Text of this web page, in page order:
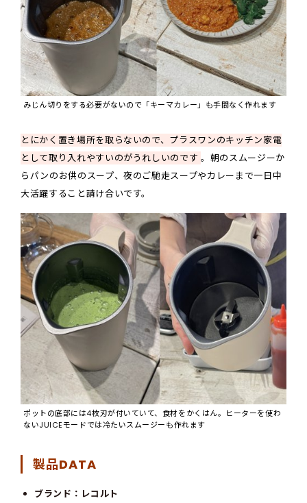
みじん切りをする必要がないので「キーマカレー」も手間なく作れます
とにかく置き場所を取らないので、プラスワンのキッチン家電
として取り入れやすいのがうれしいのです 。朝のスムージーか
らパンのお供のスープ、夜のご馳走スープやカレーまで一日中
大活躍すること請け合いです。
ポットの底部には4枚刃が付いていて、食材をかくはん。ヒーターを使わ
ないJUICEモードでは冷たいスムージーも作れます
製品DATA
ブランド：レコルト